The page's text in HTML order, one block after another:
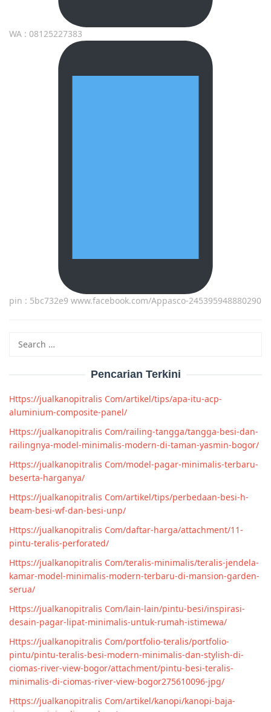
WA : 08125227383
pin : 5bc732e9 www.facebook.com/Appasco-245395948880290
Pencarian Terkini
Https://jualkanopitralis Com/artikel/tips/apa-itu-acp-
aluminium-composite-panel/
Https://jualkanopitralis Com/railing-tangga/tangga-besi-dan-
railingnya-model-minimalis-modern-di-taman-yasmin-bogor/
Https://jualkanopitralis Com/model-pagar-minimalis-terbaru-
beserta-harganya/
Https://jualkanopitralis Com/artikel/tips/perbedaan-besi-h-
beam-besi-wf-dan-besi-unp/
Https://jualkanopitralis Com/daftar-harga/attachment/11-
pintu-teralis-perforated/
Https://jualkanopitralis Com/teralis-minimalis/teralis-jendela-
kamar-model-minimalis-modern-terbaru-di-mansion-garden-
serua/
Https://jualkanopitralis Com/lain-lain/pintu-besi/inspirasi-
desain-pagar-lipat-minimalis-untuk-rumah-istimewa/
Https://jualkanopitralis Com/portfolio-teralis/portfolio-
pintu/pintu-teralis-besi-modern-minimalis-dan-stylish-di-
ciomas-river-view-bogor/attachment/pintu-besi-teralis-
minimalis-di-ciomas-river-view-bogor275610096-jpg/
Https://jualkanopitralis Com/artikel/kanopi/kanopi-baja-